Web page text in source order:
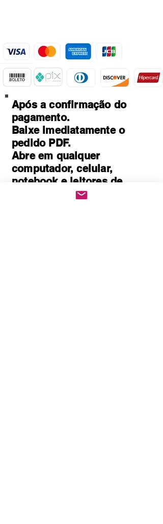
Após a confirmação do
pagamento.
Baixe imediatamente o
pedido PDF.
Abre em qualquer
computador, celular,
notebook e leitores de